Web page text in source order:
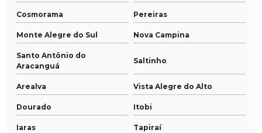
Cosmorama Pereiras
Monte Alegre do Sul Nova Campina
Santo Antônio do
Aracanguá
Saltinho
Arealva Vista Alegre do Alto
Dourado Itobi
Iaras Tapiraí